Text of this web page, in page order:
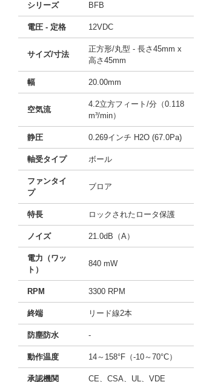
シリーズ BFB
電圧 - 定格 12VDC
サイズ/寸法
正方形/丸型 - 長さ45mm x
高さ45mm
幅 20.00mm
空気流
4.2立方フィート/分（0.118
m³/min）
静圧 0.269インチ H2O (67.0Pa)
軸受タイプ ボール
ファンタイ
プ
ブロア
特長 ロックされたロータ保護
ノイズ 21.0dB（A）
電力（ワッ
ト）
840 mW
RPM 3300 RPM
終端 リード線2本
防塵防水 -
動作温度 14～158°F（-10～70°C）
承認機関 CE、CSA、UL、VDE